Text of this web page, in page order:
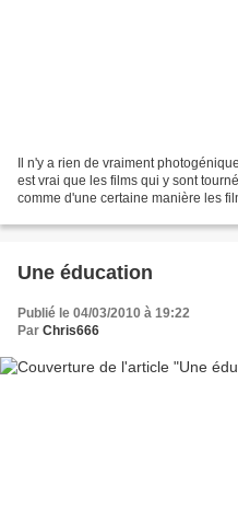
Il n'y a rien de vraiment
est vrai que les films qui y sont
comme d'une certaine manière les
Une éducation
Publié le 04/03/2010 à 19:22
Par Chris666